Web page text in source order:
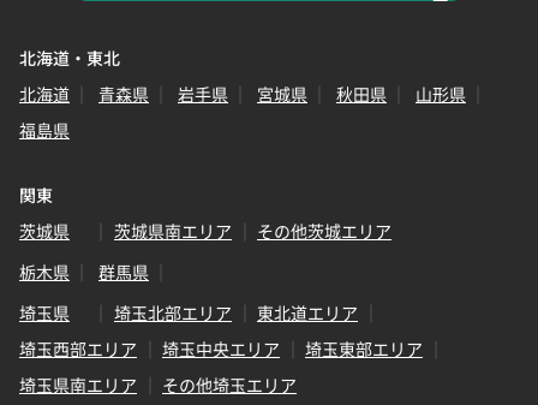
北海道・東北
北海道
青森県 岩手県 宮城県 秋田県
山形県
福島県
関東
茨城県
茨城県南エリア
その他茨城エリア
栃木県
群馬県
埼玉県
埼玉北部エリア
東北道エリア
埼玉西部エリア
埼玉中央エリア
埼玉東部エリア
埼玉県南エリア
その他埼玉エリア